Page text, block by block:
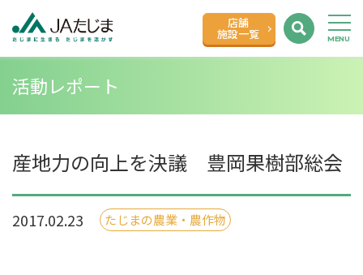
店舗
施設一覧
活動レポート
産地力の向上を決議 豊岡果樹部総会
2017.02.23 たじまの農業・農作物